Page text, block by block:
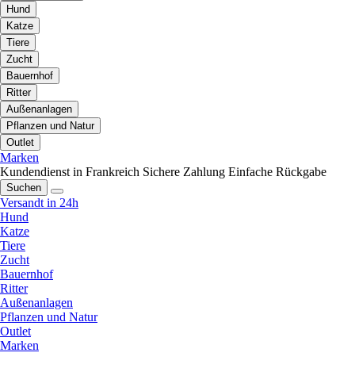
Hund
Katze
Tiere
Zucht
Bauernhof
Ritter
Außenanlagen
Pflanzen und Natur
Outlet
Marken
Kundendienst in Frankreich Sichere Zahlung Einfache Rückgabe
Suchen
Versandt in 24h
Hund
Katze
Tiere
Zucht
Bauernhof
Ritter
Außenanlagen
Pflanzen und Natur
Outlet
Marken